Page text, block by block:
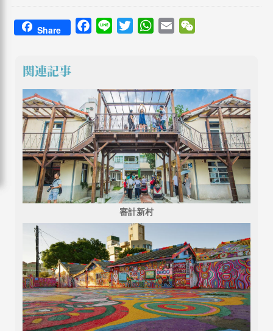
Share Facebook
Line TwitterWhatsApp
Email
関連記事
審計新村